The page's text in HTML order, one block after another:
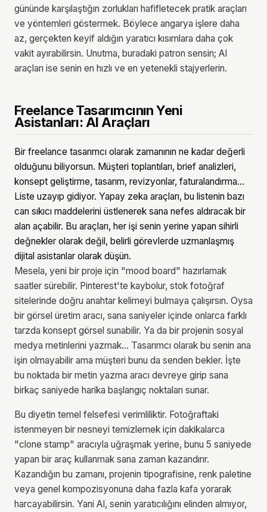
gününde karşılaştığın zorlukları hafifletecek pratik araçları
ve yöntemleri göstermek. Böylece angarya işlere daha
az, gerçekten keyif aldığın yaratıcı kısımlara daha çok
vakit ayırabilirsin. Unutma, buradaki patron sensin; AI
araçları ise senin en hızlı ve en yetenekli stajyerlerin.
Freelance Tasarımcının Yeni
Asistanları: AI Araçları
Bir freelance tasarımcı olarak zamanının ne kadar değerli
olduğunu biliyorsun. Müşteri toplantıları, brief analizleri,
konsept geliştirme, tasarım, revizyonlar, faturalandırma...
Liste uzayıp gidiyor. Yapay zeka araçları, bu listenin bazı
can sıkıcı maddelerini üstlenerek sana nefes aldıracak bir
alan açabilir. Bu araçları, her işi senin yerine yapan sihirli
değnekler olarak değil, belirli görevlerde uzmanlaşmış
dijital asistanlar olarak düşün.
Mesela, yeni bir proje için "mood board" hazırlamak
saatler sürebilir. Pinterest'te kaybolur, stok fotoğraf
sitelerinde doğru anahtar kelimeyi bulmaya çalışırsın. Oysa
bir görsel üretim aracı, sana saniyeler içinde onlarca farklı
tarzda konsept görsel sunabilir. Ya da bir projenin sosyal
medya metinlerini yazmak... Tasarımcı olarak bu senin ana
işin olmayabilir ama müşteri bunu da senden bekler. İşte
bu noktada bir metin yazma aracı devreye girip sana
birkaç saniyede harika başlangıç noktaları sunar.
Bu diyetin temel felsefesi verimliliktir. Fotoğraftaki
istenmeyen bir nesneyi temizlemek için dakikalarca
"clone stamp" aracıyla uğraşmak yerine, bunu 5 saniyede
yapan bir araç kullanmak sana zaman kazandırır.
Kazandığın bu zamanı, projenin tipografisine, renk paletine
veya genel kompozisyonuna daha fazla kafa yorarak
harcayabilirsin. Yani AI, senin yaratıcılığını elinden almıyor,